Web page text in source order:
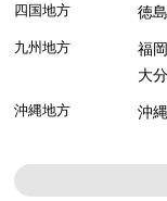
四国地方 徳
九州地方 福
大
沖縄地方 沖